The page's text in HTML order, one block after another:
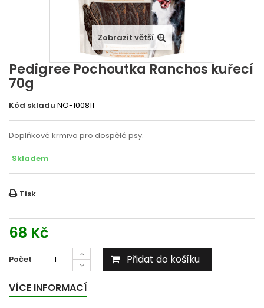
Zobrazit větší
Pedigree Pochoutka Ranchos kuřecí
70g
Kód skladu NO-100811
Doplňkové krmivo pro dospělé psy.
Skladem
Tisk
68 Kč
Počet Přidat do košíku
VÍCE INFORMACÍ